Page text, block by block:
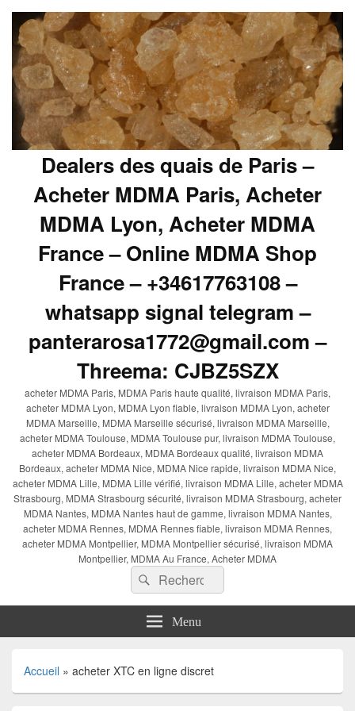
Dealers des quais de Paris –
Acheter MDMA Paris, Acheter
MDMA Lyon, Acheter MDMA
France – Online MDMA Shop
France – +34617763108 –
whatsapp signal telegram –
panterarosa1772@gmail.com –
Threema: CJBZ5SZX
acheter MDMA Paris, MDMA Paris haute qualité, livraison MDMA Paris,
acheter MDMA Lyon, MDMA Lyon fiable, livraison MDMA Lyon, acheter
MDMA Marseille, MDMA Marseille sécurisé, livraison MDMA Marseille,
acheter MDMA Toulouse, MDMA Toulouse pur, livraison MDMA Toulouse,
acheter MDMA Bordeaux, MDMA Bordeaux qualité, livraison MDMA
Bordeaux, acheter MDMA Nice, MDMA Nice rapide, livraison MDMA Nice,
acheter MDMA Lille, MDMA Lille vérifié, livraison MDMA Lille, acheter MDMA
Strasbourg, MDMA Strasbourg sécurité, livraison MDMA Strasbourg, acheter
MDMA Nantes, MDMA Nantes haut de gamme, livraison MDMA Nantes,
acheter MDMA Rennes, MDMA Rennes fiable, livraison MDMA Rennes,
acheter MDMA Montpellier, MDMA Montpellier sécurisé, livraison MDMA
Montpellier, MDMA Au France, Acheter MDMA
Recherche :
Rechercher
Menu
Accueil » acheter XTC en ligne discret